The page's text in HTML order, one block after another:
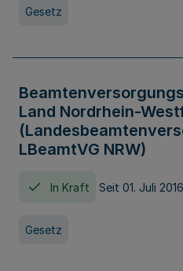
Gesetz
Land Nordrhein-
LBeamtVG NRW)
In Kraft Seit 01. Juli 2016
Gesetz